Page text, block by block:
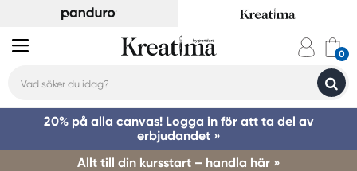
20% på alla canvas! Logga in för att ta del av
erbjudandet »
Allt till din kursstart – handla här »